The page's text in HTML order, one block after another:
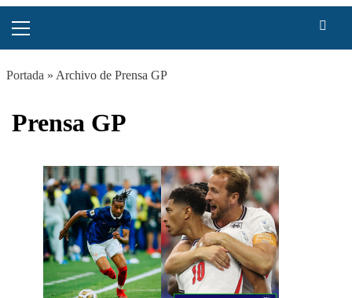
principal
Portada » Archivo de Prensa GP
Prensa GP